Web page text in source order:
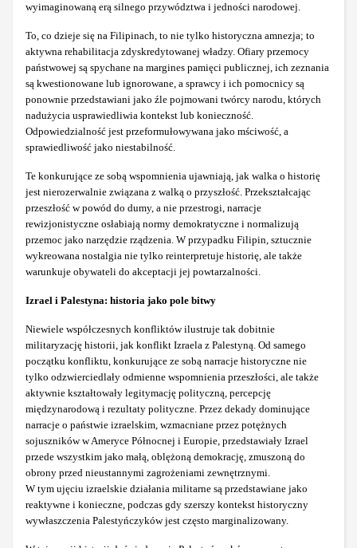
wyimaginowaną erą silnego przywództwa i jedności narodowej.
To, co dzieje się na Filipinach, to nie tylko historyczna amnezja; to
aktywna rehabilitacja zdyskredytowanej władzy. Ofiary przemocy
państwowej są spychane na margines pamięci publicznej, ich zeznania
są kwestionowane lub ignorowane, a sprawcy i ich pomocnicy są
ponownie przedstawiani jako źle pojmowani twórcy narodu, których
nadużycia usprawiedliwia kontekst lub konieczność.
Odpowiedzialność jest przeformułowywana jako mściwość, a
sprawiedliwość jako niestabilność.
Te konkurujące ze sobą wspomnienia ujawniają, jak walka o historię
jest nierozerwalnie związana z walką o przyszłość. Przekształcając
przeszłość w powód do dumy, a nie przestrogi, narracje
rewizjonistyczne osłabiają normy demokratyczne i normalizują
przemoc jako narzędzie rządzenia. W przypadku Filipin, sztucznie
wykreowana nostalgia nie tylko reinterpretuje historię, ale także
warunkuje obywateli do akceptacji jej powtarzalności.
Izrael i Palestyna: historia jako pole bitwy
Niewiele współczesnych konfliktów ilustruje tak dobitnie
militaryzację historii, jak konflikt Izraela z Palestyną. Od samego
początku konfliktu, konkurujące ze sobą narracje historyczne nie
tylko odzwierciedlały odmienne wspomnienia przeszłości, ale także
aktywnie kształtowały legitymację polityczną, percepcję
międzynarodową i rezultaty polityczne. Przez dekady dominujące
narracje o państwie izraelskim, wzmacniane przez potężnych
sojuszników w Ameryce Północnej i Europie, przedstawiały Izrael
przede wszystkim jako małą, oblężoną demokrację, zmuszoną do
obrony przed nieustannymi zagrożeniami zewnętrznymi.
W tym ujęciu izraelskie działania militarne są przedstawiane jako
reaktywne i konieczne, podczas gdy szerszy kontekst historyczny
wywłaszczenia Palestyńczyków jest często marginalizowany.